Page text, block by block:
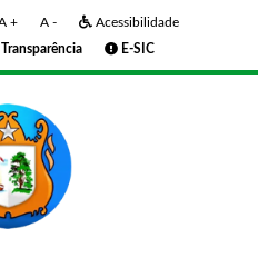
+ A -
Acessibilidade
Transparência E-SIC